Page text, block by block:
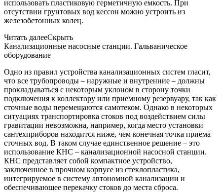
использовать пластиковую герметичную емкость. При
отсутствии грунтовых вод кессон можно устроить из
железобетонных колец.
Читать далееСкрыть
Канализационные насосные станции. Гальваническое
оборудование
Одно из правил устройства канализационных систем гласит,
что все трубопроводы – наружные и внутренние – должны
прокладываться с некоторым уклоном в сторону точки
подключения к коллектору или приемному резервуару, так как
сточные воды перемещаются самотеком. Однако в некоторых
ситуациях транспортировка стоков под воздействием силы
гравитации невозможна, например, когда место установки
сантехприборов находится ниже, чем конечная точка приема
сточных вод. В таком случае единственное решение – это
использование КНС – канализационной насосной станции.
КНС представляет собой компактное устройство,
заключенное в прочном корпусе из стеклопластика,
интегрируемое в систему автономной канализации и
обеспечивающее перекачку стоков до места сброса.